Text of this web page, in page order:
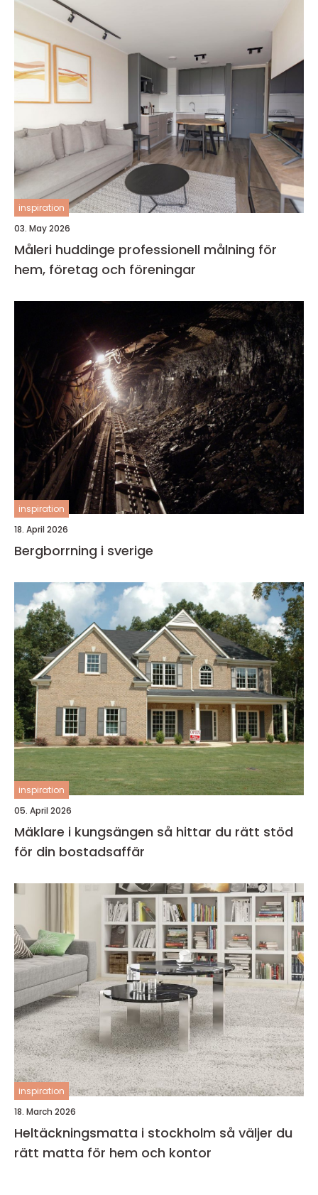
inspiration
03. May 2026
Måleri huddinge professionell målning för
hem, företag och föreningar
inspiration
18. April 2026
Bergborrning i sverige
inspiration
05. April 2026
Mäklare i kungsängen så hittar du rätt stöd
för din bostadsaffär
inspiration
18. March 2026
Heltäckningsmatta i stockholm så väljer du
rätt matta för hem och kontor